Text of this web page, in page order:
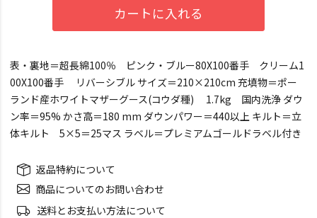
カートに入れる
表・裏地＝超長綿100％ ピンク・ブルー80X100番手 クリーム1
00X100番手 リバーシブル サイズ＝210×210cm 充填物＝ポー
ランド産ホワイトマザーグース(コウダ種) 1.7kg 国内洗浄 ダウ
ン率＝95% かさ高＝180 mm ダウンパワー＝440以上 キルト＝立
体キルト 5×5＝25マス ラベル＝プレミアムゴールドラベル付き
返品特約について
商品についてのお問い合わせ
送料とお支払い方法について